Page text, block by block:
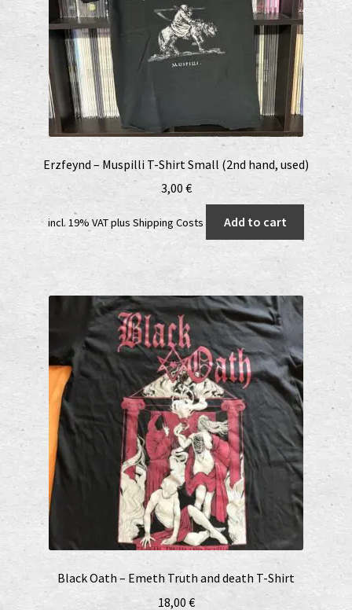
Erzfeynd – Muspilli T-Shirt Small (2nd hand, used)
3,00 €
incl. 19% VATplus Shipping Costs Add to cart
Black Oath – Emeth Truth and death T-Shirt
18,00 €